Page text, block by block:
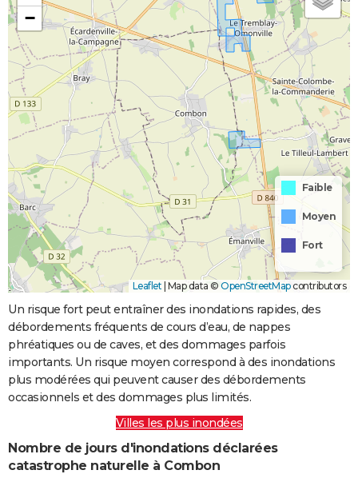
−
Faible
Moyen
Fort
Leaflet | Map data © OpenStreetMapcontributors
Un risque fort peut entraîner des inondations rapides, des
débordements fréquents de cours d’eau, de nappes
phréatiques ou de caves, et des dommages parfois
importants. Un risque moyen correspond à des inondations
plus modérées qui peuvent causer des débordements
occasionnels et des dommages plus limités.
Villes les plus inondées
Nombre de jours d'inondations déclarées
catastrophe naturelle à Combon